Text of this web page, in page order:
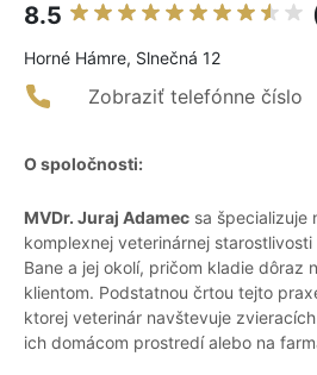
8.5
Horné Hámre, Slnečná 12
Zobraziť telefónne číslo
O spoločnosti:
MVDr. Juraj Adamec sa špecializuje
komplexnej veterinárnej
Bane a jej okolí, pričom kladie dôraz
klientom. Podstatnou črtou tejto
ktorej veterinár navštevuje
ich domácom prostredí alebo na